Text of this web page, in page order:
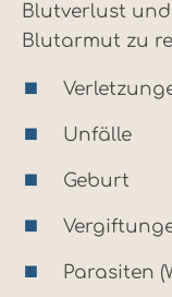
Blutverlust
Blutarmut zu
Unfälle
Geburt
Parasiten